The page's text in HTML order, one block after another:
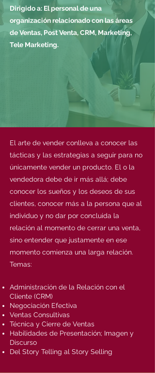
Dirigido a: El personal de una
organización relacionado con las áreas
de Ventas, Post Venta, CRM, Marketing,
Tele Marketing.
El arte de vender conlleva a conocer las
tácticas y las estrategias a seguir para no
únicamente vender un producto. El o la
vendedora debe de ir más allá; debe
conocer los sueños y los deseos de sus
clientes, conocer más a la persona que al
individuo y no dar por concluida la
relación al momento de cerrar una venta,
sino entender que justamente en ese
momento comienza una larga relación.
Temas:
Administración de la Relación con el
Cliente (CRM)
Negociación Efectiva
Ventas Consultivas
Técnica y Cierre de Ventas
Habilidades de Presentación; Imagen y
Discurso
Del Story Telling al Story Selling